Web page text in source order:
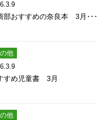
部おすすめの奈良本 3月･･･
他
すめ児童書 3月
他